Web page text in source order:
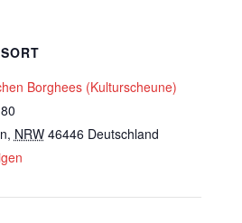
Borghees (Kulturscheune)
, NRW 46446 Deutschland